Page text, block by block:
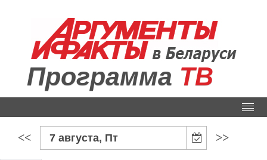
Программа ТВ
<< 7 августа, Пт >>